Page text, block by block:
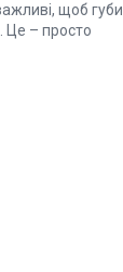
щоб губи
Це – просто